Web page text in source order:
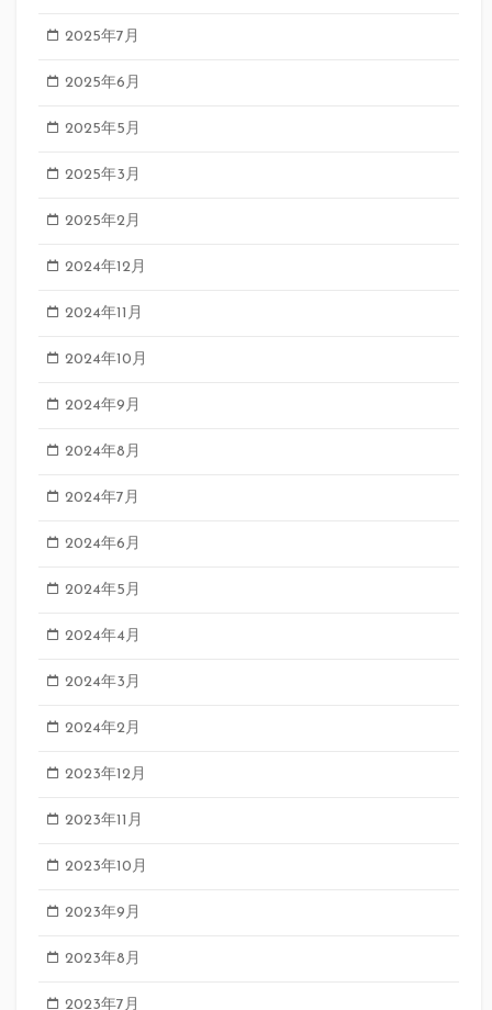
2025年7月
2025年6月
2025年5月
2025年3月
2025年2月
2024年12月
2024年11月
2024年10月
2024年9月
2024年8月
2024年7月
2024年6月
2024年5月
2024年4月
2024年3月
2024年2月
2023年12月
2023年11月
2023年10月
2023年9月
2023年8月
2023年7月